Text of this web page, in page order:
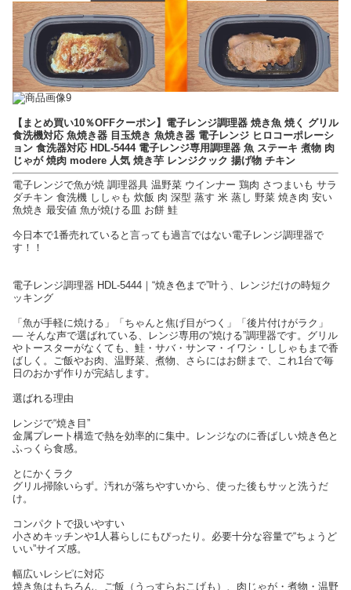
【まとめ買い10％OFFクーポン】電子レンジ調理器 焼き魚 焼く グリル
食洗機対応 魚焼き器 目玉焼き 魚焼き器 電子レンジ ヒロコーポレーシ
ョン 食洗器対応 HDL-5444 電子レンジ専用調理器 魚 ステーキ 煮物 肉
じゃが 焼肉 modere 人気 焼き芋 レンジクック 揚げ物 チキン
電子レンジで魚が焼 調理器具 温野菜 ウインナー 鶏肉 さつまいも サラ
ダチキン 食洗機 ししゃも 炊飯 肉 深型 蒸す 米 蒸し 野菜 焼き肉 安い
魚焼き 最安値 魚が焼ける皿 お餅 鮭
今日本で1番売れていると言っても過言ではない電子レンジ調理器で
す！！
電子レンジ調理器 HDL-5444｜“焼き色まで”叶う、レンジだけの時短ク
ッキング
「魚が手軽に焼ける」「ちゃんと焦げ目がつく」「後片付けがラク」
— そんな声で選ばれている、レンジ専用の“焼ける”調理器です。グリル
やトースターがなくても、鮭・サバ・サンマ・イワシ・ししゃもまで香
ばしく。ご飯やお肉、温野菜、煮物、さらにはお餅まで、これ1台で毎
日のおかず作りが完結します。
選ばれる理由
レンジで“焼き目”
金属プレート構造で熱を効率的に集中。レンジなのに香ばしい焼き色と
ふっくら食感。
とにかくラク
グリル掃除いらず。汚れが落ちやすいから、使った後もサッと洗うだ
け。
コンパクトで扱いやすい
小さめキッチンや1人暮らしにもぴったり。必要十分な容量で“ちょうど
いい”サイズ感。
幅広いレシピに対応
焼き魚はもちろん、ご飯（うっすらおこげも）、肉じゃが・煮物・温野